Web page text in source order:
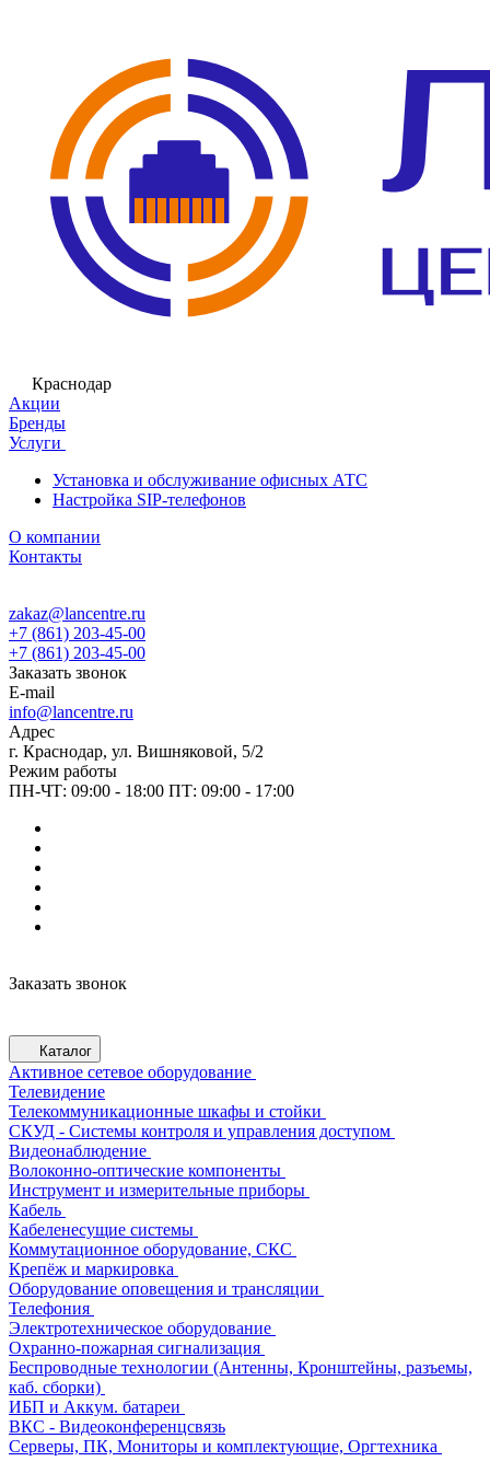
Краснодар
Акции
Бренды
Услуги
Установка и обслуживание офисных АТС
Настройка SIP-телефонов
О компании
Контакты
zakaz@lancentre.ru
+7 (861) 203-45-00
+7 (861) 203-45-00
Заказать звонок
E-mail
info@lancentre.ru
Адрес
г. Краснодар, ул. Вишняковой, 5/2
Режим работы
ПН-ЧТ: 09:00 - 18:00 ПТ: 09:00 - 17:00
Заказать звонок
Каталог
Активное сетевое оборудование
Телевидение
Телекоммуникационные шкафы и стойки
СКУД - Системы контроля и управления доступом
Видеонаблюдение
Волоконно-оптические компоненты
Инструмент и измерительные приборы
Кабель
Кабеленесущие системы
Коммутационное оборудование, СКС
Крепёж и маркировка
Оборудование оповещения и трансляции
Телефония
Электротехническое оборудование
Охранно-пожарная сигнализация
Беспроводные технологии (Антенны, Кронштейны, разъемы,
каб. сборки)
ИБП и Аккум. батареи
ВКС - Видеоконференцсвязь
Серверы, ПК, Мониторы и комплектующие, Оргтехника